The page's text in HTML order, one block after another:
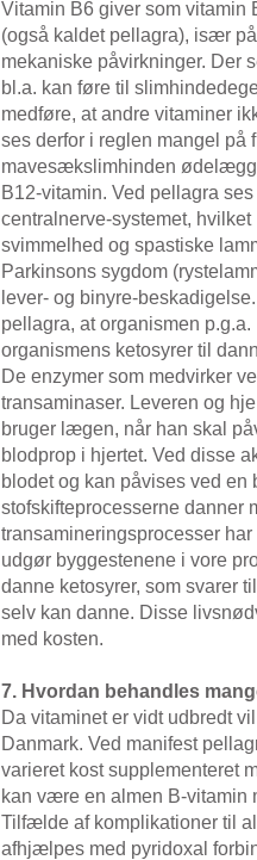
Vitamin B6 giver som vitamin
(også kaldet pellagra), især
mekaniske påvirkninger. Der
bl.a. kan føre til
medføre, at andre vitaminer
ses derfor i reglen mangel på
mavesækslimhinden
B12-vitamin. Ved pellagra
centralnerve-systemet,
svimmelhed og spastiske
Parkinsons sygdom
lever- og binyre-
pellagra, at organismen
organismens ketosyrer til
De enzymer som medvirker
transaminaser. Leveren og
bruger lægen, når han skal
blodprop i hjertet. Ved disse
blodet og kan påvises ved
stofskifteprocesserne danner
transamineringsprocesser
udgør byggestenene i vore
danne ketosyrer, som svarer
selv kan danne. Disse
med kosten.
7. Hvordan behandles
Da vitaminet er vidt udbredt
Danmark. Ved manifest
varieret kost supplementeret
kan være en almen B-vitamin
Tilfælde af komplikationer til
afhjælpes med pyridoxal